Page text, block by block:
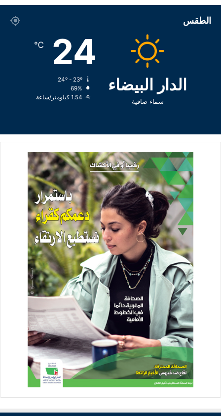
الطقس
الدار البيضاء
سماء صافية
24
℃
69%
1.54 كيلومتر/ساعة